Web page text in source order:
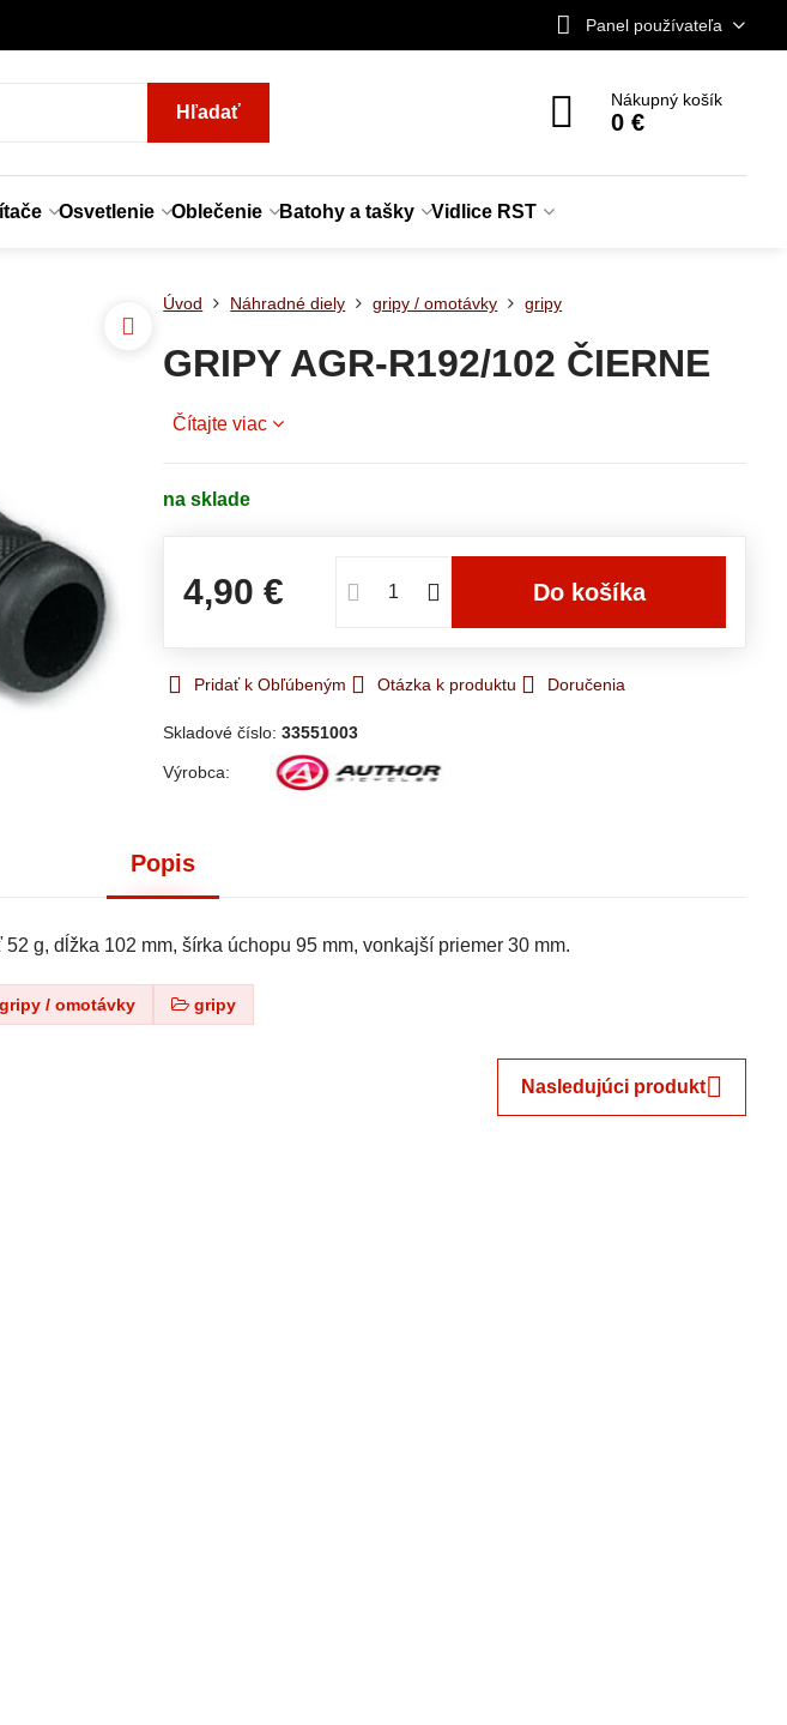
Panel používateľa
Hľadať
Nákupný košík
0 €
Osvetlenie Oblečenie Batohy a tašky Vidlice RST
Úvod Náhradné diely gripy / omotávky gripy
GRIPY AGR-R192/102 ČIERNE
Čítajte viac
na sklade
4,90 € Do košíka
Pridať k Obľúbeným Otázka k produktu Doručenia
Skladové číslo:33551003
Výrobca:
Popis
52 g, dĺžka 102 mm, šírka úchopu 95 mm, vonkajší priemer 30 mm.
gripy / omotávky gripy
Nasledujúci produkt